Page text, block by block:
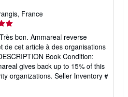
France
bon. Ammareal reverse
de cet article à des organisations
Book Condition:
gives back up to 15% of this
organizations. Seller Inventory #